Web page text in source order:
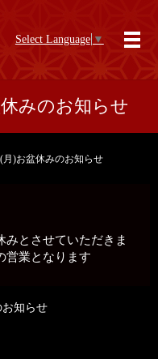
Select Language ▼
メ
みのお知らせ
月)お盆休みのお知らせ
みとさせていただきま
業となります
お知らせ